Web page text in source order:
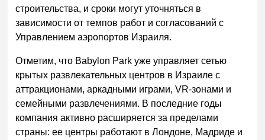
строительства, и сроки могут уточняться в
зависимости от темпов работ и согласований с
Управлением аэропортов Израиля.
Отметим, что Babylon Park уже управляет сетью
крытых развлекательных центров в Израиле с
аттракционами, аркадными играми, VR-зонами и
семейными развлечениями. В последние годы
компания активно расширяется за пределами
страны: ее центры работают в Лондоне, Мадриде и